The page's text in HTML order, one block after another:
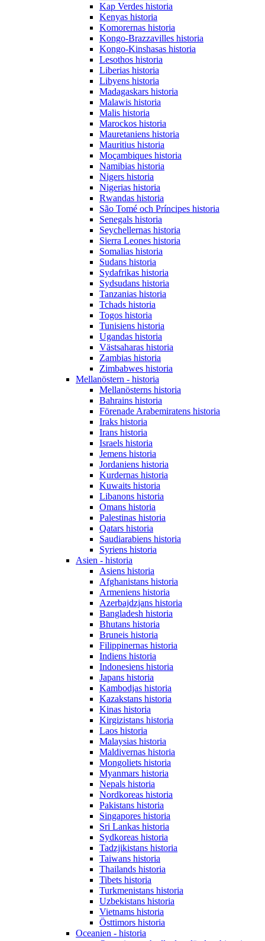
Kap Verdes historia
Kenyas historia
Komorernas historia
Kongo-Brazzavilles historia
Kongo-Kinshasas historia
Lesothos historia
Liberias historia
Libyens historia
Madagaskars historia
Malawis historia
Malis historia
Marockos historia
Mauretaniens historia
Mauritius historia
Moçambiques historia
Namibias historia
Nigers historia
Nigerias historia
Rwandas historia
São Tomé och Príncipes historia
Senegals historia
Seychellernas historia
Sierra Leones historia
Somalias historia
Sudans historia
Sydafrikas historia
Sydsudans historia
Tanzanias historia
Tchads historia
Togos historia
Tunisiens historia
Ugandas historia
Västsaharas historia
Zambias historia
Zimbabwes historia
Mellanöstern - historia
Mellanösterns historia
Bahrains historia
Förenade Arabemiratens historia
Iraks historia
Irans historia
Israels historia
Jemens historia
Jordaniens historia
Kurdernas historia
Kuwaits historia
Libanons historia
Omans historia
Palestinas historia
Qatars historia
Saudiarabiens historia
Syriens historia
Asien - historia
Asiens historia
Afghanistans historia
Armeniens historia
Azerbajdzjans historia
Bangladesh historia
Bhutans historia
Bruneis historia
Filippinernas historia
Indiens historia
Indonesiens historia
Japans historia
Kambodjas historia
Kazakstans historia
Kinas historia
Kirgizistans historia
Laos historia
Malaysias historia
Maldivernas historia
Mongoliets historia
Myanmars historia
Nepals historia
Nordkoreas historia
Pakistans historia
Singapores historia
Sri Lankas historia
Sydkoreas historia
Tadzjikistans historia
Taiwans historia
Thailands historia
Tibets historia
Turkmenistans historia
Uzbekistans historia
Vietnams historia
Östtimors historia
Oceanien - historia